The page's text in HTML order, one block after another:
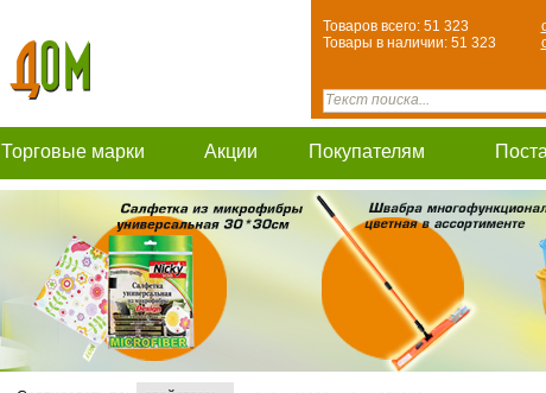
Товаров всего: 51 323
Товары в наличии: 51 323
Торговые марки Акции Покупателям